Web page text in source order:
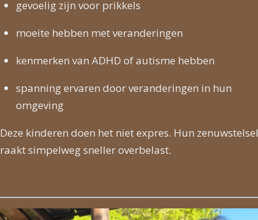
gevoelig zijn voor prikkels
moeite hebben met veranderingen
kenmerken van ADHD of autisme hebben
spanning ervaren door veranderingen in hun
omgeving
Deze kinderen doen het niet expres. Hun zenuwstelsel
raakt simpelweg sneller overbelast.